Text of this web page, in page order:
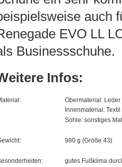
auch
EVO LL
Businessschuhe.
Infos:
Obermaterial: Leder
Innenmaterial: Textil
Sohle: sonstiges
980 g (Größe 43)
gutes Fußklima